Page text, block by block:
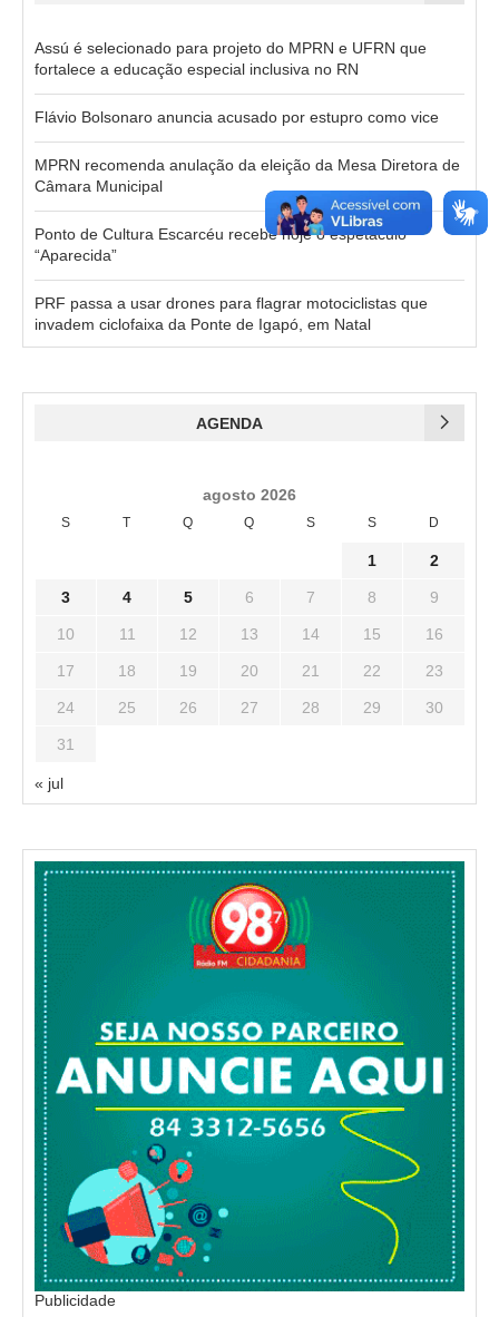
Assú é selecionado para projeto do MPRN e UFRN que
fortalece a educação especial inclusiva no RN
Flávio Bolsonaro anuncia acusado por estupro como vice
MPRN recomenda anulação da eleição da Mesa Diretora de
Câmara Municipal
Ponto de Cultura Escarcéu recebe hoje o espetáculo
“Aparecida”
PRF passa a usar drones para flagrar motociclistas que
invadem ciclofaixa da Ponte de Igapó, em Natal
AGENDA
agosto 2026
S T Q Q S S D
1 2
3 4 5 6 7 8 9
10 11 12 13 14 15 16
17 18 19 20 21 22 23
24 25 26 27 28 29 30
31
« jul
Publicidade